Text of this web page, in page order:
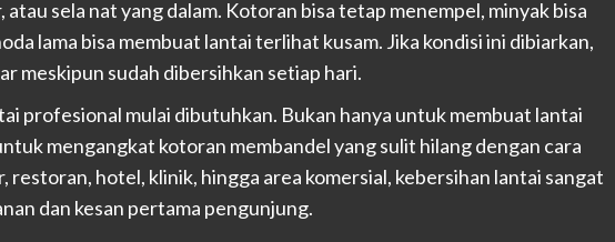
sela nat yang dalam. Kotoran bisa tetap menempel, minyak bisa
lama bisa membuat lantai terlihat kusam. Jika kondisi ini dibiarkan,
meskipun sudah dibersihkan setiap hari.
profesional mulai dibutuhkan. Bukan hanya untuk membuat lantai
mengangkat kotoran membandel yang sulit hilang dengan cara
restoran, hotel, klinik, hingga area komersial, kebersihan lantai sangat
dan kesan pertama pengunjung.